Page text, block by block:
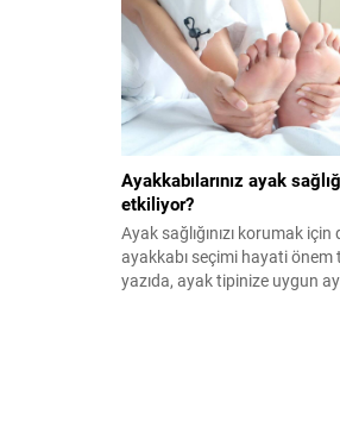
Ayakkabılarınız ayak
etkiliyor?
Ayak sağlığınızı korumak için
ayakkabı seçimi hayati önem
yazıda, ayak tipinize uygun